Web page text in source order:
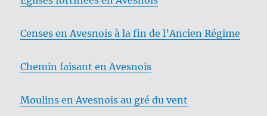
Censes en Avesnois à la fin de l’Ancien Régime
Chemin faisant en Avesnois
Moulins en Avesnois au gré du vent